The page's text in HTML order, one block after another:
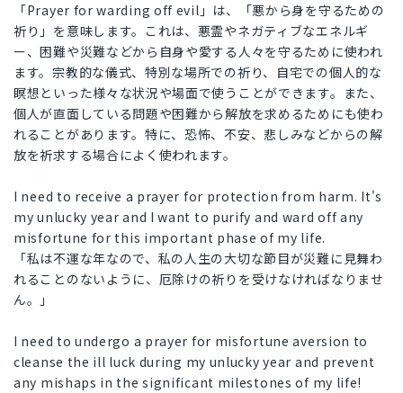
「Prayer for warding off evil」は、「悪から身を守るための
祈り」を意味します。これは、悪霊やネガティブなエネルギ
ー、困難や災難などから自身や愛する人々を守るために使われ
ます。宗教的な儀式、特別な場所での祈り、自宅での個人的な
瞑想といった様々な状況や場面で使うことができます。また、
個人が直面している問題や困難から解放を求めるためにも使わ
れることがあります。特に、恐怖、不安、悲しみなどからの解
放を祈求する場合によく使われます。
I need to receive a prayer for protection from harm. It's
my unlucky year and I want to purify and ward off any
misfortune for this important phase of my life.
「私は不運な年なので、私の人生の大切な節目が災難に見舞わ
れることのないように、厄除けの祈りを受けなければなりませ
ん。」
I need to undergo a prayer for misfortune aversion to
cleanse the ill luck during my unlucky year and prevent
any mishaps in the significant milestones of my life!